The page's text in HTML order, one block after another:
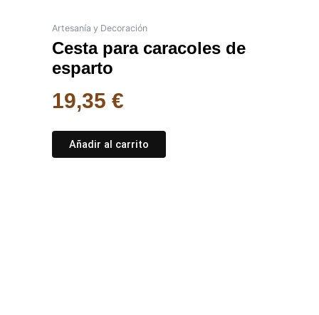
Artesanía y Decoración
Cesta para caracoles de
esparto
19,35 €
Añadir al carrito